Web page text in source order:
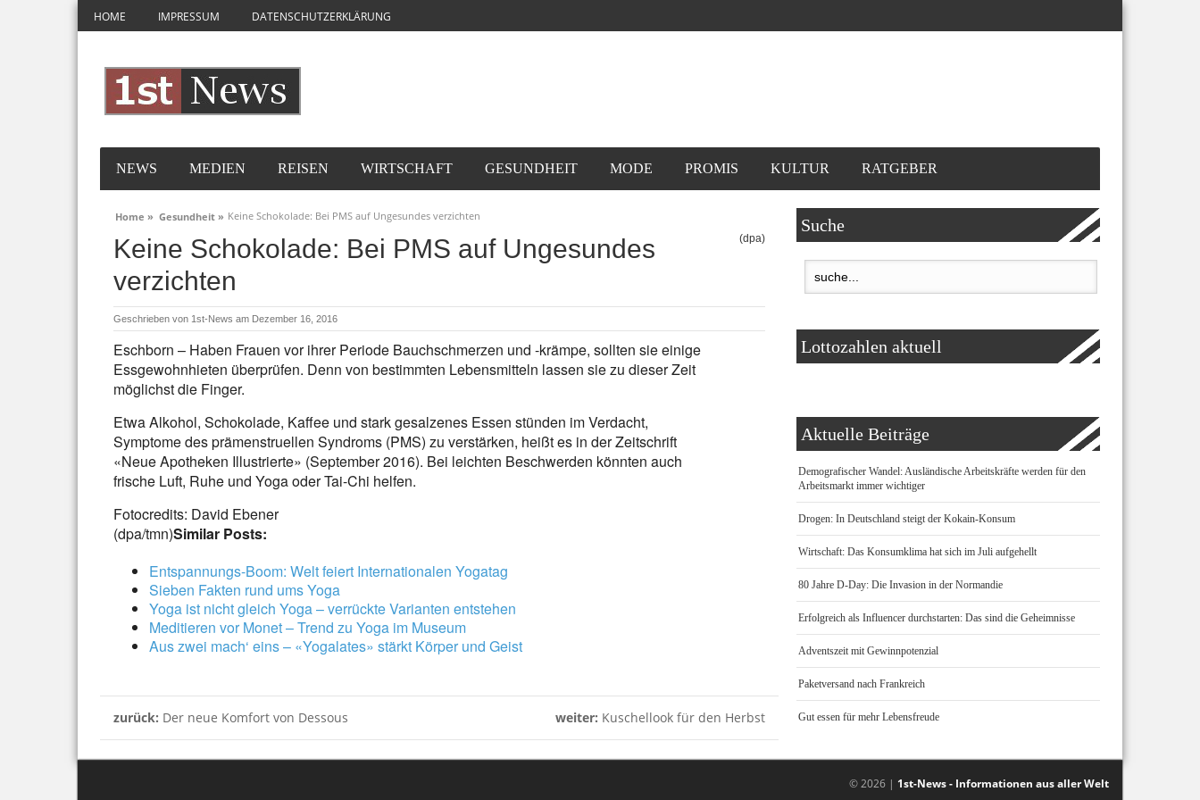
HOME IMPRESSUM DATENSCHUTZERKLÄRUNG
NEWS MEDIEN REISEN WIRTSCHAFT GESUNDHEIT MODE PROMIS KULTUR RATGEBER
Home » Gesundheit » Keine Schokolade: Bei PMS auf Ungesundes verzichten
Keine Schokolade: Bei PMS auf Ungesundes
verzichten
(dpa)
Geschrieben von 1st-News am Dezember 16, 2016
Eschborn – Haben Frauen vor ihrer Periode Bauchschmerzen und -krämpe, sollten sie einige
Essgewohnhieten überprüfen. Denn von bestimmten Lebensmitteln lassen sie zu dieser Zeit
möglichst die Finger.
Etwa Alkohol, Schokolade, Kaffee und stark gesalzenes Essen stünden im Verdacht,
Symptome des prämenstruellen Syndroms (PMS) zu verstärken, heißt es in der Zeitschrift
«Neue Apotheken Illustrierte» (September 2016). Bei leichten Beschwerden könnten auch
frische Luft, Ruhe und Yoga oder Tai-Chi helfen.
Fotocredits: David Ebener
(dpa/tmn)Similar Posts:
Entspannungs-Boom: Welt feiert Internationalen Yogatag
Sieben Fakten rund ums Yoga
Yoga ist nicht gleich Yoga – verrückte Varianten entstehen
Meditieren vor Monet – Trend zu Yoga im Museum
Aus zwei mach‘ eins – «Yogalates» stärkt Körper und Geist
zurück: Der neue Komfort von Dessous weiter: Kuschellook für den Herbst
Suche
Lottozahlen aktuell
Aktuelle Beiträge
Demografischer Wandel: Ausländische Arbeitskräfte werden für den
Arbeitsmarkt immer wichtiger
Drogen: In Deutschland steigt der Kokain-Konsum
Wirtschaft: Das Konsumklima hat sich im Juli aufgehellt
80 Jahre D-Day: Die Invasion in der Normandie
Erfolgreich als Influencer durchstarten: Das sind die Geheimnisse
Adventszeit mit Gewinnpotenzial
Paketversand nach Frankreich
Gut essen für mehr Lebensfreude
© 2026 | 1st-News - Informationen aus aller Welt